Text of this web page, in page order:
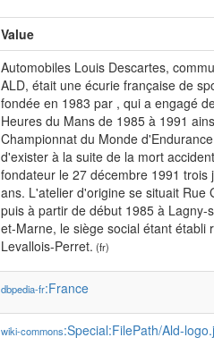
Value
Automobiles Louis Descartes,
ALD, était une écurie française de
fondée en 1983 par , qui a engagé
Heures du Mans de 1985 à 1991
Championnat du Monde
d'exister à la suite de la mort
fondateur le 27 décembre 1991 trois
ans. L'atelier d'origine se situait Rue
puis à partir de début 1985 à Lagny-
et-Marne, le siège social étant établi
Levallois-Perret. (fr)
dbpedia-fr:France
wiki-commons:Special:FilePath/Ald-